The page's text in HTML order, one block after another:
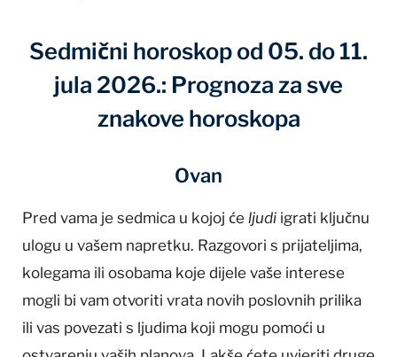
Sedmični horoskop od 05. do 11.
jula 2026.: Prognoza za sve
znakove horoskopa
Ovan
Pred vama je sedmica u kojoj će ljudi igrati ključnu
ulogu u vašem napretku. Razgovori s prijateljima,
kolegama ili osobama koje dijele vaše interese
mogli bi vam otvoriti vrata novih poslovnih prilika
ili vas povezati s ljudima koji mogu pomoći u